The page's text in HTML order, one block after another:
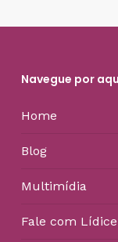
Navegue por
Home
Blog
Multimídia
Fale com Lídice